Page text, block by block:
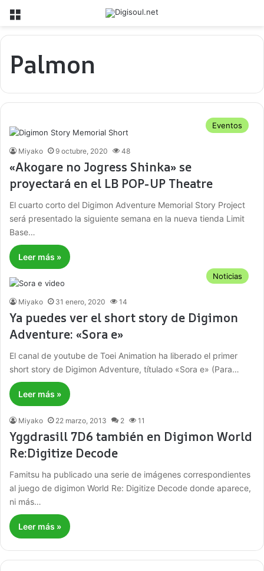
Menú
Palmon
Eventos
Miyako 9 octubre, 2020 48
«Akogare no Jogress Shinka» se
proyectará en el LB POP-UP Theatre
El cuarto corto del Digimon Adventure Memorial Story Project
será presentado la siguiente semana en la nueva tienda Limit
Base…
Leer más »
Noticias
Miyako 31 enero, 2020 14
Ya puedes ver el short story de Digimon
Adventure: «Sora e»
El canal de youtube de Toei Animation ha liberado el primer
short story de Digimon Adventure, títulado «Sora e» (Para…
Leer más »
Miyako 22 marzo, 2013 2 11
Yggdrasill 7D6 también en Digimon World
Re:Digitize Decode
Famitsu ha publicado una serie de imágenes correspondientes
al juego de digimon World Re: Digitize Decode donde aparece,
ni más…
Leer más »